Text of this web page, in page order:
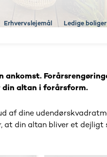
Erhvervslejemål Ledige boliger
ankomst.
din altan i forårsform.
af dine
at din altan bliver et